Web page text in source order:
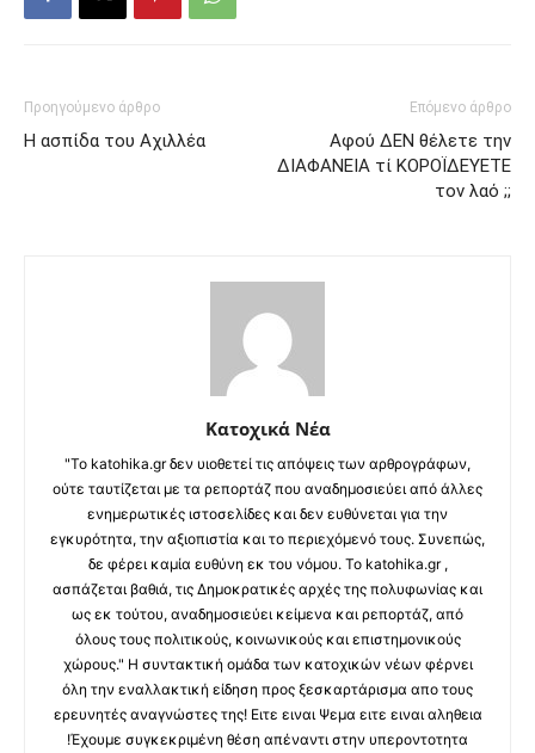
Προηγούμενο άρθρο
Η ασπίδα του Αχιλλέα
Επόμενο άρθρο
Αφού ΔΕΝ θέλετε την
ΔΙΑΦΑΝΕΙΑ τί ΚΟΡΟΪΔΕYΕΤΕ
τον λαό ;;
Κατοχικά Νέα
"Το katohika.gr δεν υιοθετεί τις απόψεις των αρθρογράφων,
ούτε ταυτίζεται με τα ρεπορτάζ που αναδημοσιεύει από άλλες
ενημερωτικές ιστοσελίδες και δεν ευθύνεται για την
εγκυρότητα, την αξιοπιστία και το περιεχόμενό τους. Συνεπώς,
δε φέρει καμία ευθύνη εκ του νόμου. Το katohika.gr ,
ασπάζεται βαθιά, τις Δημοκρατικές αρχές της πολυφωνίας και
ως εκ τούτου, αναδημοσιεύει κείμενα και ρεπορτάζ, από
όλους τους πολιτικούς, κοινωνικούς και επιστημονικούς
χώρους." Η συντακτική ομάδα των κατοχικών νέων φέρνει
όλη την εναλλακτική είδηση προς ξεσκαρτάρισμα απο τους
ερευνητές αναγνώστες της! Ειτε ειναι Ψεμα ειτε ειναι αληθεια
!Έχουμε συγκεκριμένη θέση απέναντι στην υπεροντοτητα